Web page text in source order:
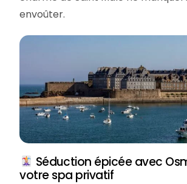
envoûter.
Séduction épicée avec
votre spa privatif